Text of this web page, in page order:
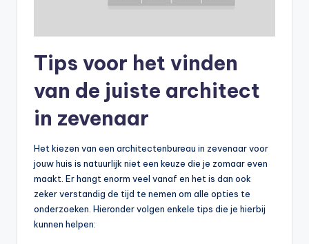
Tips voor het vinden
van de juiste architect
in zevenaar
Het kiezen van een architectenbureau in zevenaar voor
jouw huis is natuurlijk niet een keuze die je zomaar even
maakt. Er hangt enorm veel vanaf en het is dan ook
zeker verstandig de tijd te nemen om alle opties te
onderzoeken. Hieronder volgen enkele tips die je hierbij
kunnen helpen: